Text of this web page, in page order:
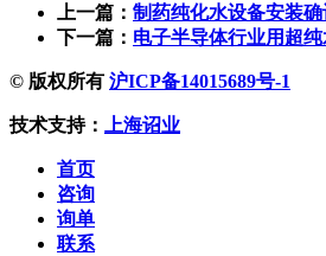
上一篇： 制药纯化水设备安装
下一篇： 电子半导体行业用超
© 版权所有 沪ICP备14015689号-1
技术支持： 上海诏业
首页
咨询
询单
联系